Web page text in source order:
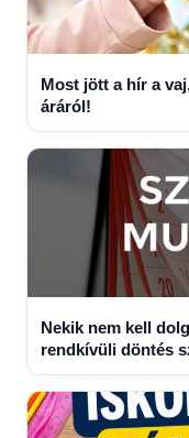
Most jött a hír a
áráról!
Nekik nem kell
rendkívüli döntés